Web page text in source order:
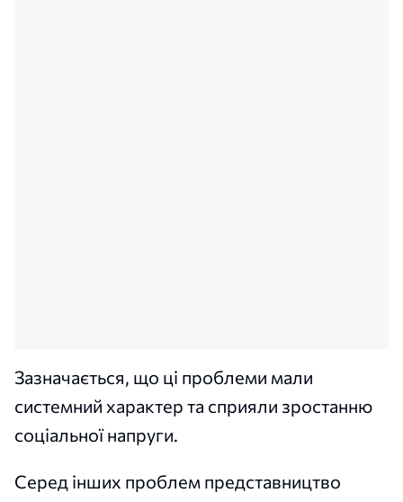
Зазначається, що ці проблеми мали
системний характер та сприяли зростанню
соціальної напруги.
Серед інших проблем представництво